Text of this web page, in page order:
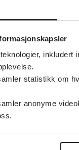
statistikk om
anonyme
Bo